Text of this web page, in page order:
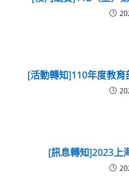
[活動轉知]110年度教
[訊息轉知]2023上